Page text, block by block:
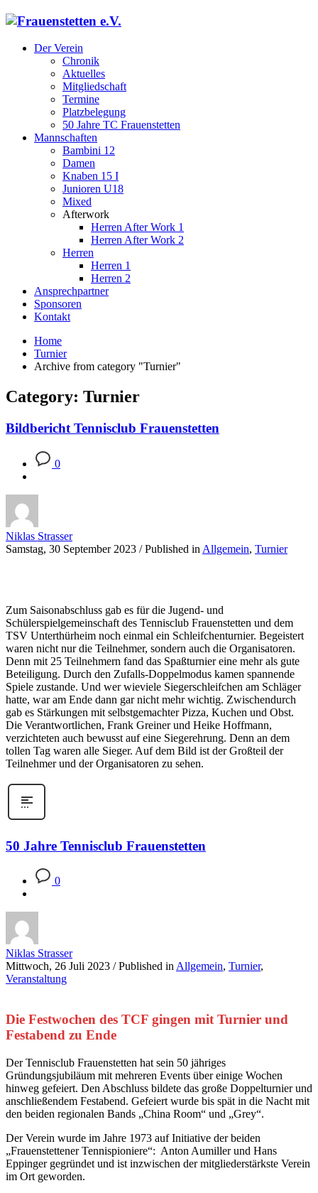
Der Verein
Chronik
Aktuelles
Mitgliedschaft
Termine
Platzbelegung
50 Jahre TC Frauenstetten
Mannschaften
Bambini 12
Damen
Knaben 15 I
Junioren U18
Mixed
Afterwork
Herren After Work 1
Herren After Work 2
Herren
Herren 1
Herren 2
Ansprechpartner
Sponsoren
Kontakt
Home
Turnier
Archive from category "Turnier"
Category: Turnier
Bildbericht Tennisclub Frauenstetten
0
Niklas Strasser
Samstag, 30 September 2023 / Published in Allgemein, Turnier
Zum Saisonabschluss gab es für die Jugend- und
Schülerspielgemeinschaft des Tennisclub Frauenstetten und dem
TSV Unterthürheim noch einmal ein Schleifchenturnier. Begeistert
waren nicht nur die Teilnehmer, sondern auch die Organisatoren.
Denn mit 25 Teilnehmern fand das Spaßturnier eine mehr als gute
Beteiligung. Durch den Zufalls-Doppelmodus kamen spannende
Spiele zustande. Und wer wieviele Siegerschleifchen am Schläger
hatte, war am Ende dann gar nicht mehr wichtig. Zwischendurch
gab es Stärkungen mit selbstgemachter Pizza, Kuchen und Obst.
Die Verantwortlichen, Frank Greiner und Heike Hoffmann,
verzichteten auch bewusst auf eine Siegerehrung. Denn an dem
tollen Tag waren alle Sieger. Auf dem Bild ist der Großteil der
Teilnehmer und der Organisatoren zu sehen.
50 Jahre Tennisclub Frauenstetten
0
Niklas Strasser
Mittwoch, 26 Juli 2023 / Published inAllgemein, Turnier,
Veranstaltung
Die Festwochen des TCF gingen mit Turnier und
Festabend zu Ende
Der Tennisclub Frauenstetten hat sein 50 jähriges
Gründungsjubiläum mit mehreren Events über einige Wochen
hinweg gefeiert. Den Abschluss bildete das große Doppelturnier und
anschließendem Festabend. Gefeiert wurde bis spät in die Nacht mit
den beiden regionalen Bands „China Room“ und „Grey“.
Der Verein wurde im Jahre 1973 auf Initiative der beiden
„Frauenstettener Tennispioniere“: Anton Aumiller und Hans
Eppinger gegründet und ist inzwischen der mitgliederstärkste Verein
im Ort geworden.